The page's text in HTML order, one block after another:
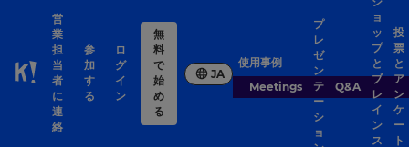
Skip to Page content
営
業
担
当
者
に
連
絡
参
加
す
る
ロ
グ
イ
ン
無
料
で
始
め
る
JA
使用事例
Meetings
プ
レ
ゼ
ン
テ
ー
シ
ョ
Q&A
ョ
ッ
プ
と
ブ
レ
イ
ン
ス
投
票
と
ア
ン
ケ
ー
ト